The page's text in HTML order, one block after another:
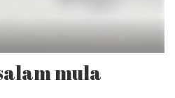
mula